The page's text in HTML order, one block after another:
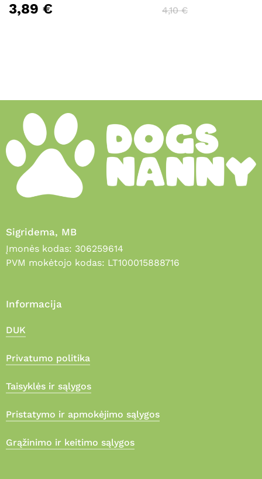
3,89 € 4,10€
Sigridema, MB
Įmonės kodas: 306259614
PVM mokėtojo kodas: LT100015888716
Informacija
DUK
Privatumo politika
Taisyklės ir sąlygos
Pristatymo ir apmokėjimo sąlygos
Grąžinimo ir keitimo sąlygos